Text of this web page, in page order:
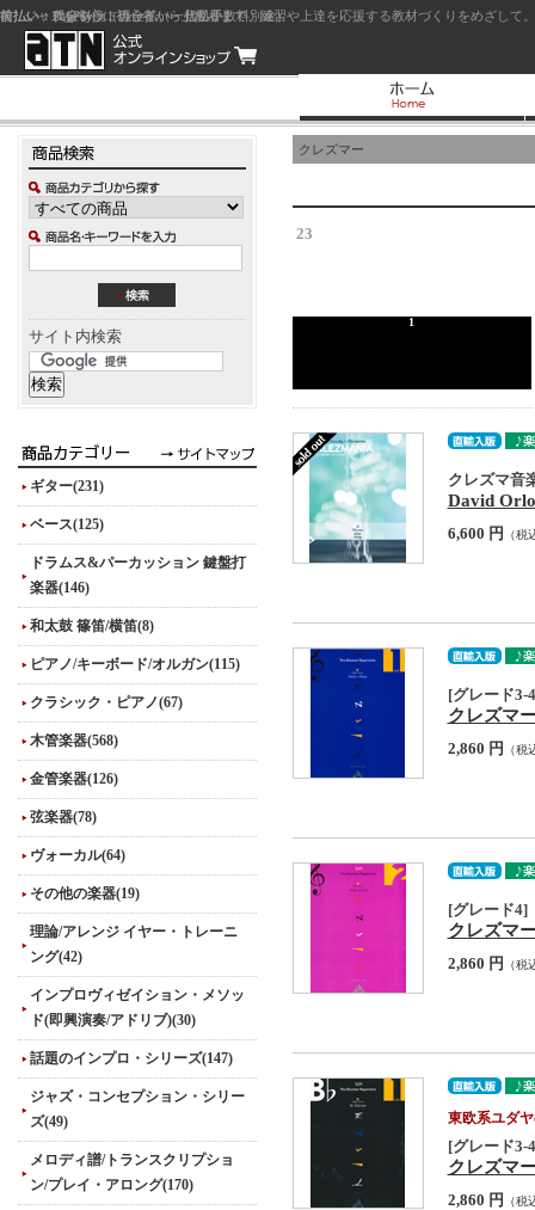
ジャズを中心に初心者から上級者まで、練習や上達を応援する教材づくりをめざし
サイト内検索
ギター(231)
ベース(125)
ドラムス&パーカッション 鍵盤打
楽器(146)
和太鼓 篠笛/横笛(8)
ピアノ/キーボード/オルガン(115)
クラシック・ピアノ(67)
木管楽器(568)
金管楽器(126)
弦楽器(78)
ヴォーカル(64)
その他の楽器(19)
理論/アレンジ イヤー・トレーニ
ング(42)
インプロヴィゼイション・メソッ
ド(即興演奏/アドリブ)(30)
話題のインプロ・シリーズ(147)
ジャズ・コンセプション・シリー
ズ(49)
メロディ譜/トランスクリプショ
ン/プレイ・アロング(170)
クレズマー
23
1
クレズマ音
David
6,600 円 （税
[グレード3-
クレズマ
2,860 円 （税
[グレード4]
クレズマ
2,860 円 （税
東欧系ユダ
[グレード3-
クレズマ
2,860 円 （税
前払い：クレジットカード（一括払い）
後払い：代金引換（現金払い・代引手数料別途）
前払い：PayPay